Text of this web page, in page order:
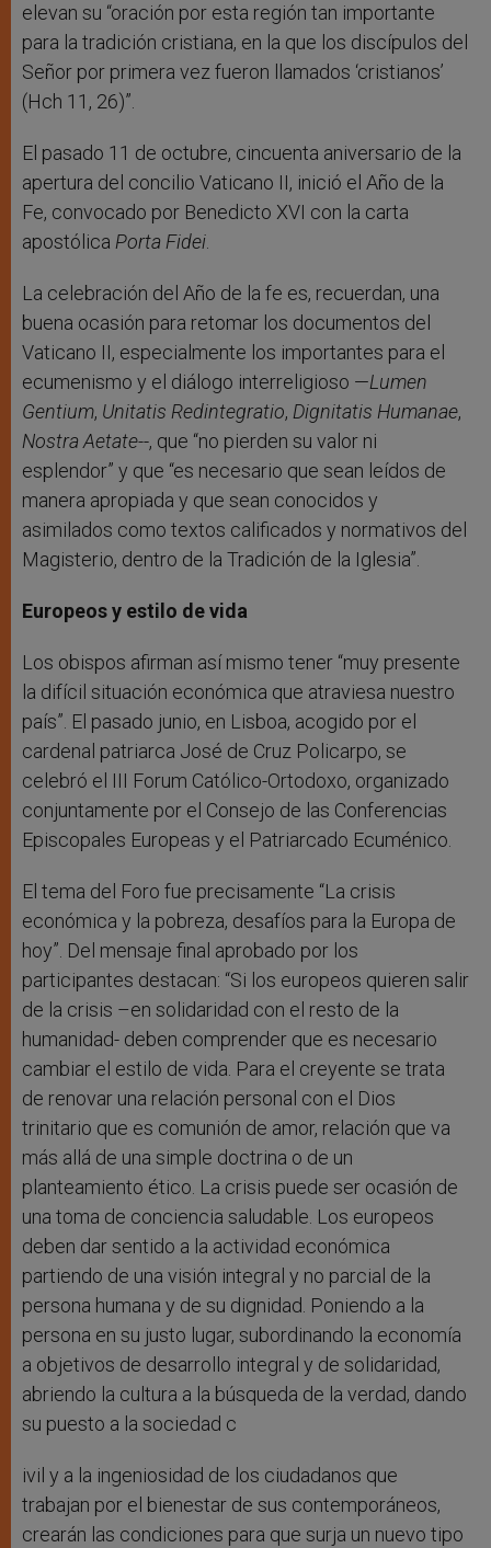
elevan su “oración por esta región tan importante
para la tradición cristiana, en la que los discípulos del
Señor por primera vez fueron llamados ‘cristianos’
(Hch 11, 26)”.
El pasado 11 de octubre, cincuenta aniversario de la
apertura del concilio Vaticano II, inició el Año de la
Fe, convocado por Benedicto XVI con la carta
apostólica Porta Fidei.
La celebración del Año de la fe es, recuerdan, una
buena ocasión para retomar los documentos del
Vaticano II, especialmente los importantes para el
ecumenismo y el diálogo interreligioso —Lumen
Gentium, Unitatis Redintegratio, Dignitatis Humanae,
Nostra Aetate--, que “no pierden su valor ni
esplendor” y que “es necesario que sean leídos de
manera apropiada y que sean conocidos y
asimilados como textos calificados y normativos del
Magisterio, dentro de la Tradición de la Iglesia”.
Europeos y estilo de vida
Los obispos afirman así mismo tener “muy presente
la difícil situación económica que atraviesa nuestro
país”. El pasado junio, en Lisboa, acogido por el
cardenal patriarca José de Cruz Policarpo, se
celebró el III Forum Católico-Ortodoxo, organizado
conjuntamente por el Consejo de las Conferencias
Episcopales Europeas y el Patriarcado Ecuménico.
El tema del Foro fue precisamente “La crisis
económica y la pobreza, desafíos para la Europa de
hoy”. Del mensaje final aprobado por los
participantes destacan: “Si los europeos quieren salir
de la crisis –en solidaridad con el resto de la
humanidad- deben comprender que es necesario
cambiar el estilo de vida. Para el creyente se trata
de renovar una relación personal con el Dios
trinitario que es comunión de amor, relación que va
más allá de una simple doctrina o de un
planteamiento ético. La crisis puede ser ocasión de
una toma de conciencia saludable. Los europeos
deben dar sentido a la actividad económica
partiendo de una visión integral y no parcial de la
persona humana y de su dignidad. Poniendo a la
persona en su justo lugar, subordinando la economía
a objetivos de desarrollo integral y de solidaridad,
abriendo la cultura a la búsqueda de la verdad, dando
su puesto a la sociedad c
ivil y a la ingeniosidad de los ciudadanos que
trabajan por el bienestar de sus contemporáneos,
crearán las condiciones para que surja un nuevo tipo